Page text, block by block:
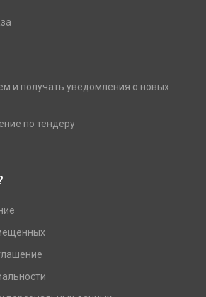
и получать уведомления о новых
по тендеру